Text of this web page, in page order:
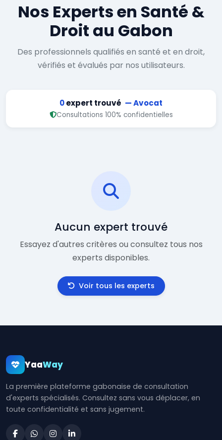
Nos Experts en Santé &
Droit au Gabon
Des professionnels qualifiés en santé et en droit,
vérifiés et évalués par nos utilisateurs.
0expert trouvé — Avocat
Consultations 100% confidentielles
Aucun expert trouvé
Essayez d'autres critères ou consultez tous nos
experts disponibles.
Voir tous les experts
YaaWay
La première plateforme gabonaise de consultation
d'experts spécialisés. Consultez sans vous déplacer, en
toute confidentialité et sans jugement.